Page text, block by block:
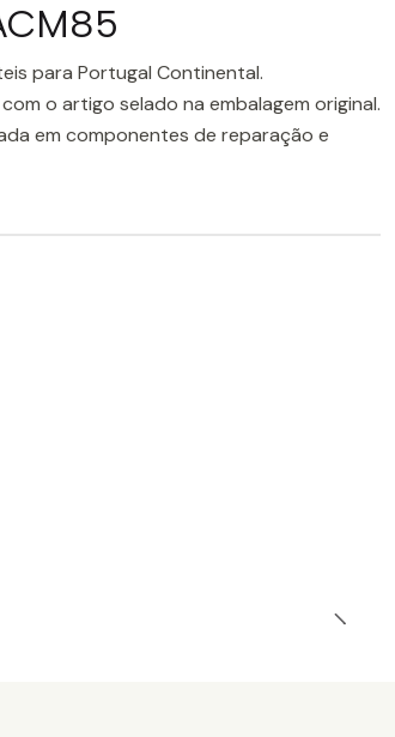
para Portugal Continental.
o artigo selado na embalagem original.
em componentes de reparação e